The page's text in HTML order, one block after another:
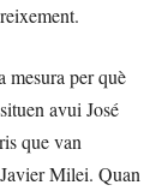
mesura per què
avui José
que van
Milei. Quan